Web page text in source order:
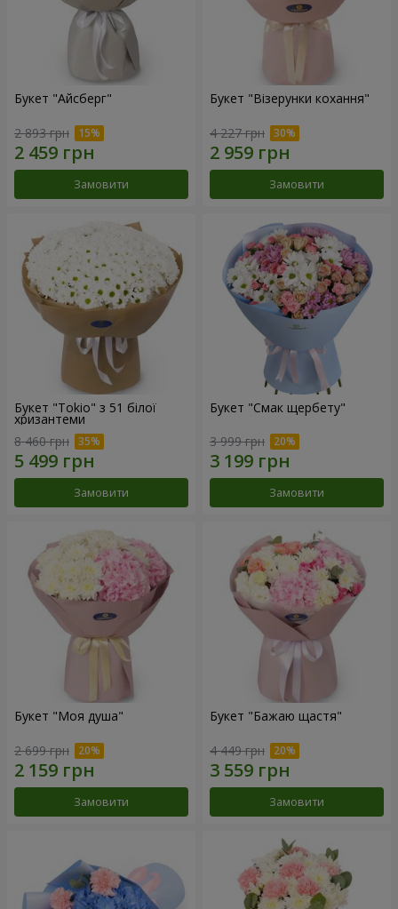
Букет "Айсберг"
2 893 грн
Замовити
Букет "Візерунки кохання"
4 227 грн
Замовити
Букет "Tokio" з 51 білої
хризантеми
8 460 грн
Замовити
Букет "Смак щербету"
3 999 грн
Замовити
Букет "Моя душа"
2 699 грн
Замовити
Букет "Бажаю щастя"
4 449 грн
Замовити